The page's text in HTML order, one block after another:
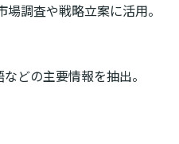
調査や戦略立案に活用。
どの主要情報を抽出。